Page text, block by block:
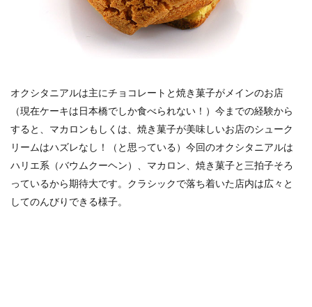
オクシタニアルは主にチョコレートと焼き菓子がメインのお店
（現在ケーキは日本橋でしか食べられない！）今までの経験から
すると、マカロンもしくは、焼き菓子が美味しいお店のシューク
リームはハズレなし！（と思っている）今回のオクシタニアルは
ハリエ系（バウムクーヘン）、マカロン、焼き菓子と三拍子そろ
っているから期待大です。クラシックで落ち着いた店内は広々と
してのんびりできる様子。